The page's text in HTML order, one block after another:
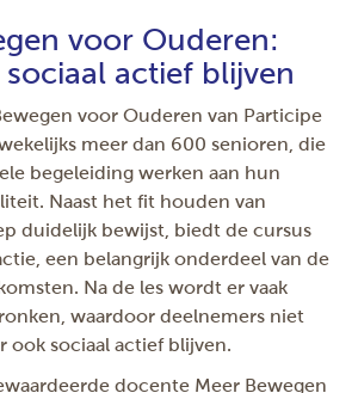
voor Ouderen:
actief blijven
voor Ouderen van Participe
meer dan 600 senioren, die
begeleiding werken aan hun
Naast het fit houden van
duidelijk bewijst, biedt de cursus
een belangrijk onderdeel van de
Na de les wordt er vaak
waardoor deelnemers niet
ook sociaal actief blijven.
docente Meer Bewegen